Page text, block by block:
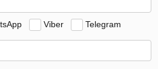
Viber Telegram